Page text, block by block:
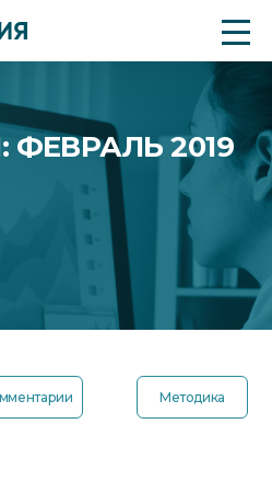
2019
Методика